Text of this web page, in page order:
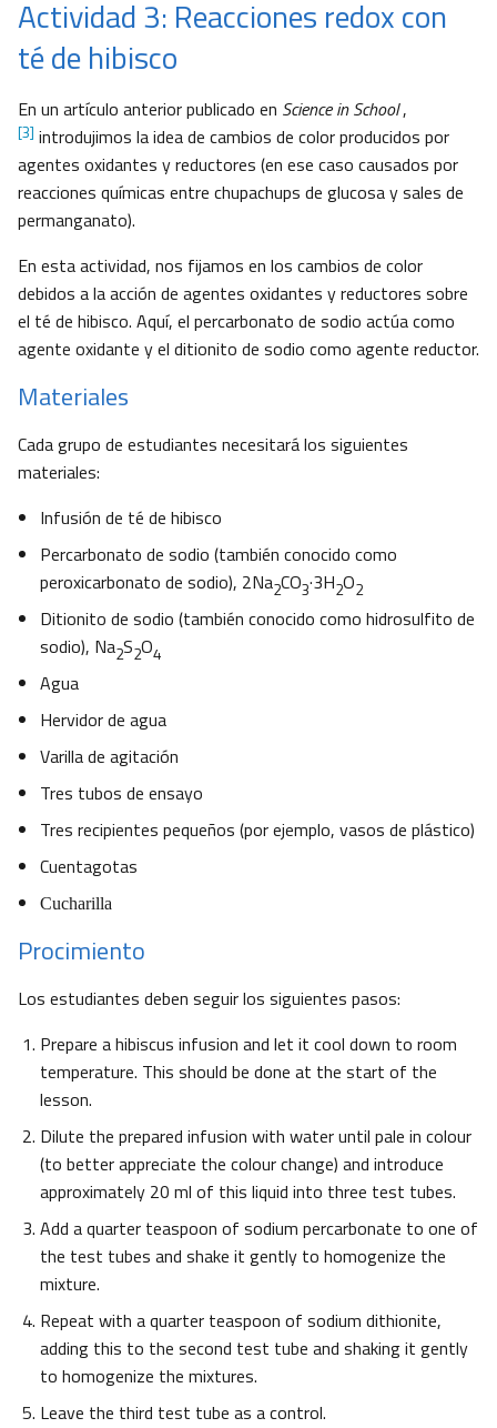
Actividad 3: Reacciones redox con
té de hibisco
En un artículo anterior publicado en Science in School,
[3] introdujimos la idea de cambios de color producidos por
agentes oxidantes y reductores (en ese caso causados por
reacciones químicas entre chupachups de glucosa y sales de
permanganato).
En esta actividad, nos fijamos en los cambios de color
debidos a la acción de agentes oxidantes y reductores sobre
el té de hibisco. Aquí, el percarbonato de sodio actúa como
agente oxidante y el ditionito de sodio como agente reductor.
Materiales
Cada grupo de estudiantes necesitará los siguientes
materiales:
Infusión de té de hibisco
Percarbonato de sodio (también conocido como
peroxicarbonato de sodio), 2Na2CO3·3H2O2
Ditionito de sodio (también conocido como hidrosulfito de
sodio), Na2S2O4
Agua
Hervidor de agua
Varilla de agitación
Tres tubos de ensayo
Tres recipientes pequeños (por ejemplo, vasos de plástico)
Cuentagotas
Cucharilla
Procimiento
Los estudiantes deben seguir los siguientes pasos:
Prepare a hibiscus infusion and let it cool down to room
temperature. This should be done at the start of the
lesson.
Dilute the prepared infusion with water until pale in colour
(to better appreciate the colour change) and introduce
approximately 20 ml of this liquid into three test tubes.
Add a quarter teaspoon of sodium percarbonate to one of
the test tubes and shake it gently to homogenize the
mixture.
Repeat with a quarter teaspoon of sodium dithionite,
adding this to the second test tube and shaking it gently
to homogenize the mixtures.
Leave the third test tube as a control.